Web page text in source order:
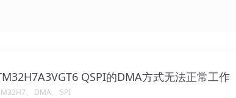
使能PLL2外设时钟 / Wait till PLL is ready /
采样速率可以达到7MSPS(双重同步模式每个单一通道也可以
，不清楚是什么原因 双重交替采样DMA也出现以下问题，不清
QSPI的DMA方式无法正常工作
DMA SPI